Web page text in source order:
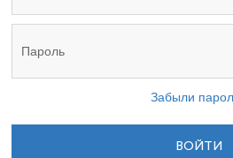
Забыли
ВОЙТИ